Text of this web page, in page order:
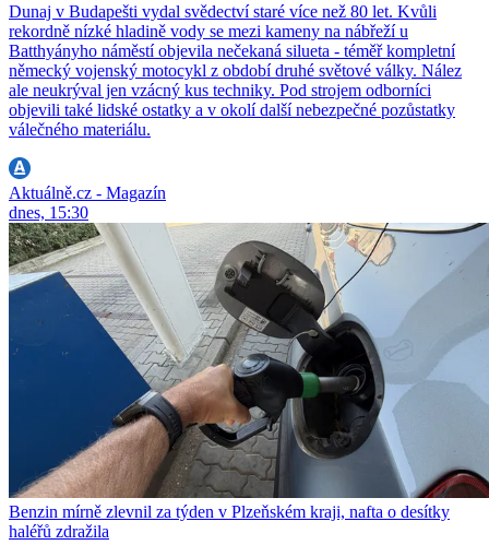
Dunaj v Budapešti vydal svědectví staré více než 80 let. Kvůli
rekordně nízké hladině vody se mezi kameny na nábřeží u
Batthyányho náměstí objevila nečekaná silueta - téměř kompletní
německý vojenský motocykl z období druhé světové války. Nález
ale neukrýval jen vzácný kus techniky. Pod strojem odborníci
objevili také lidské ostatky a v okolí další nebezpečné pozůstatky
válečného materiálu.
Aktuálně.cz - Magazín
dnes, 15:30
Benzin mírně zlevnil za týden v Plzeňském kraji, nafta o desítky
haléřů zdražila